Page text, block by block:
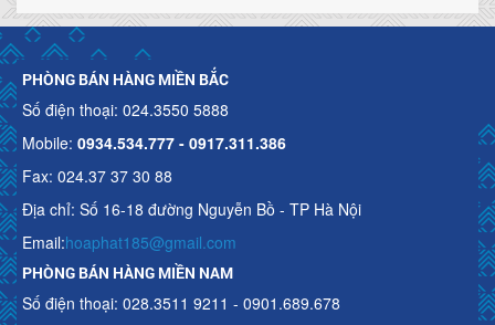
PHÒNG BÁN HÀNG MIỀN BẮC
Số điện thoại: 024.3550 5888
Mobile: 0934.534.777 - 0917.311.386
Fax: 024.37 37 30 88
Địa chỉ: Số 16-18 đường Nguyễn Bồ - TP Hà Nội
Email:hoaphat185@gmail.com
PHÒNG BÁN HÀNG MIỀN NAM
Số điện thoại: 028.3511 9211 - 0901.689.678